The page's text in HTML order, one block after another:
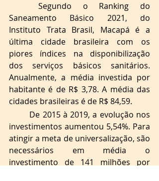
Segundo o Ranking do
Saneamento Básico 2021, do
Instituto Trata Brasil, Macapá é a
última cidade brasileira com os
piores índices na disponibilização
dos serviços básicos sanitários.
Anualmente, a média investida por
habitante é de R$ 3,78. A média das
cidades brasileiras é de R$ 84,59.
De 2015 à 2019, a evolução nos
investimentos aumentou 5,54%. Para
atingir a meta de universalização, são
necessários em média o
investimento de 141 milhões por